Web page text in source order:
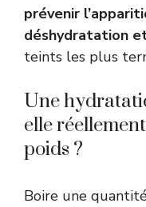
prévenir
déshydratation
teints les plus
Une
elle
poids ?
Boire une